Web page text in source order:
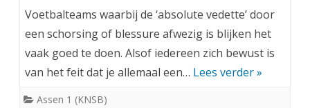
Voetbalteams waarbij de ‘absolute vedette’ door
een schorsing of blessure afwezig is blijken het
vaak goed te doen. Alsof iedereen zich bewust is
van het feit dat je allemaal een… Lees verder »
Assen 1 (KNSB)